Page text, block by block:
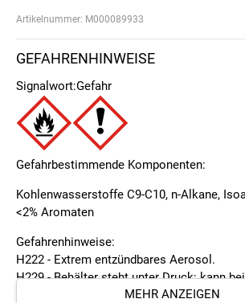
Artikelnummer: M000089933
GEFAHRENHINWEISE
Signalwort:Gefahr
Gefahrbestimmende Komponenten:
Kohlenwasserstoffe C9-C10, n-Alkane,
<2% Aromaten
Gefahrenhinweise:
H222 - Extrem entzündbares Aerosol.
H229 - Behälter steht unter Druck: kann
MEHR ANZEIGEN